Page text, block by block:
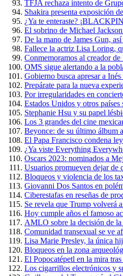
TFJA rechaza intento de
Shakira presenta exposición
¿Ya te enteraste?
El sobrino de Michael
De la mano de James Gun,
Fallece la actriz Lisa Loring,
Conmemoramos al creador
OMS sigue alertando a la
Gobierno busca apresar a
Prepárate para la nueva
Por irregularidades en
Estados Unidos y otros
Stephanie Hsu y su papel
Los 3 grandes del cine
Beyonce: de su último álbum
El Papa Francisco condena
¿Ya viste Everything
Oscars 2023: nominados a
Usuarios promueven dejar de
Bloqueos y violencia de los
Giovanni Dos Santos en
Ciberestafas en reseñas de
Se revela que Trump volverá
Hoy cumple años el famoso
AMLO sobre la decisión de
Comunidad transexual se ve
Lisa Marie Presley, la única
Bloqueos en la zona
El Popocatépetl en la mira
Los cigarrillos electrónicos y